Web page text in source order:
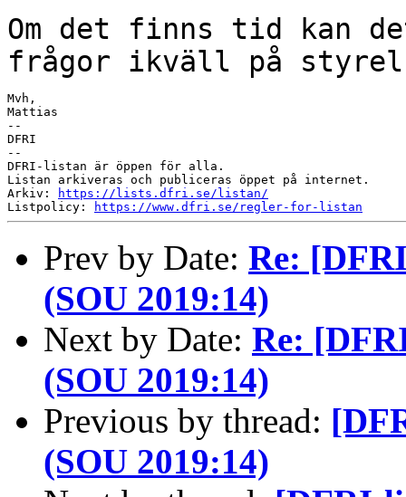
Om det finns tid kan
frågor ikväll på
Mvh,
Mattias
--
DFRI
--
DFRI-listan är öppen för alla.
Listan arkiveras och publiceras öppet på internet.
Arkiv:
https://lists.dfri.se/listan/
Listpolicy:
https://www.dfri.se/regler-for-listan
Prev by Date: Re:
(SOU 2019:14)
Next by Date: Re:
(SOU 2019:14)
Previous by thread:
(SOU 2019:14)